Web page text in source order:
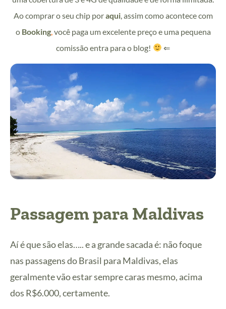
Ao comprar o seu chip poraqui, assim como acontece com
o Booking,você paga um excelente preço e uma pequena
comissão entra para o blog!
⇐
Passagem para Maldivas
Aí é que são elas….. e a grande sacada é: não foque
nas passagens do Brasil para Maldivas, elas
geralmente vão estar sempre caras mesmo, acima
dos R$6.000, certamente.